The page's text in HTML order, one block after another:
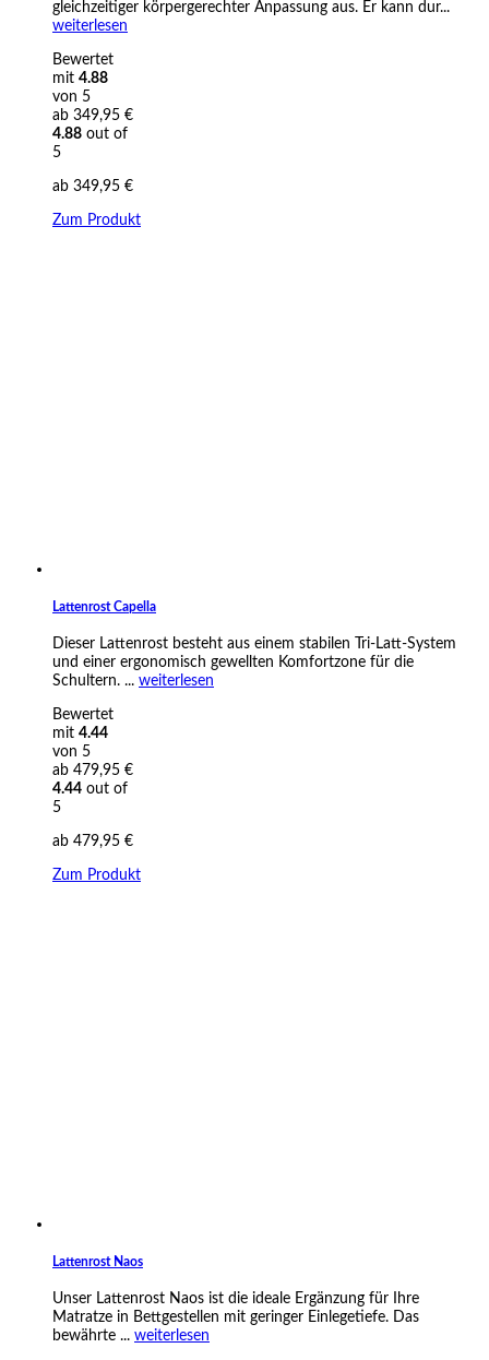
gleichzeitiger körpergerechter Anpassung aus. Er kann dur...
weiterlesen
Bewertet
mit 4.88
von 5
ab 349,95 €
4.88 out of
5
ab 349,95 €
Zum Produkt
Lattenrost Capella
Dieser Lattenrost besteht aus einem stabilen Tri-Latt-System
und einer ergonomisch gewellten Komfortzone für die
Schultern. ... weiterlesen
Bewertet
mit 4.44
von 5
ab 479,95 €
4.44 out of
5
ab 479,95 €
Zum Produkt
Lattenrost Naos
Unser Lattenrost Naos ist die ideale Ergänzung für Ihre
Matratze in Bettgestellen mit geringer Einlegetiefe. Das
bewährte ... weiterlesen